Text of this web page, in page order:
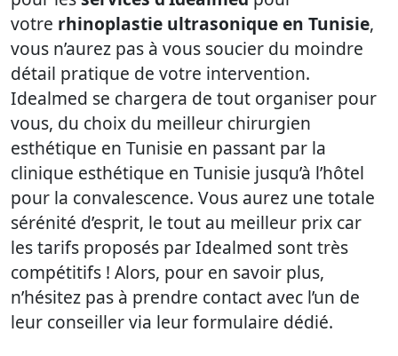
votre rhinoplastie ultrasonique en Tunisie,
vous n’aurez pas à vous soucier du moindre
détail pratique de votre intervention.
Idealmed se chargera de tout organiser pour
vous, du choix du meilleur chirurgien
esthétique en Tunisie en passant par la
clinique esthétique en Tunisie jusqu’à l’hôtel
pour la convalescence. Vous aurez une totale
sérénité d’esprit, le tout au meilleur prix car
les tarifs proposés par Idealmed sont très
compétitifs ! Alors, pour en savoir plus,
n’hésitez pas à prendre contact avec l’un de
leur conseiller via leur formulaire dédié.